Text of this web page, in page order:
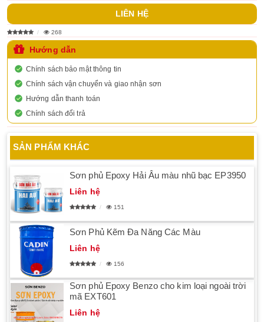
LIÊN HỆ
268
Hướng dẫn
Chính sách bảo mật thông tin
Chính sách vận chuyển và giao nhận sơn
Hướng dẫn thanh toán
Chính sách đổi trả
SẢN PHẨM KHÁC
Sơn phủ Epoxy Hải Âu màu nhũ bạc EP3950
Liên hệ
151
Sơn Phủ Kẽm Đa Năng Các Màu
Liên hệ
156
Sơn phủ Epoxy Benzo cho kim loại ngoài trời
mã EXT601
Liên hệ